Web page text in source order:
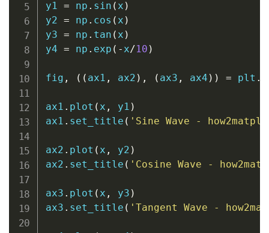
y1 = np . sin ( x )
y2 = np . cos ( x )
y3 = np . tan ( x )
y4 = np . exp ( - x/10 )
fig , ( ( ax1 , ax2 ) , ( ax3 , ax4 ) ) = plt .
ax1 . plot ( x , y1 )
ax1 . set_title ( 'Sine Wave -
ax2 . plot ( x , y2 )
ax2 . set_title ( 'Cosine Wave -
ax3 . plot ( x , y3 )
ax3 . set_title ( 'Tangent Wave -